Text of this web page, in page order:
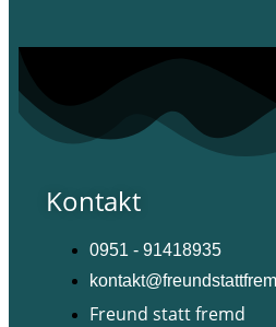
Kontakt
0951 - 91418935
Freund statt fremd